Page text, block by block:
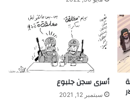
أسرى سجن جلبوع
سبتمبر 12, 2021